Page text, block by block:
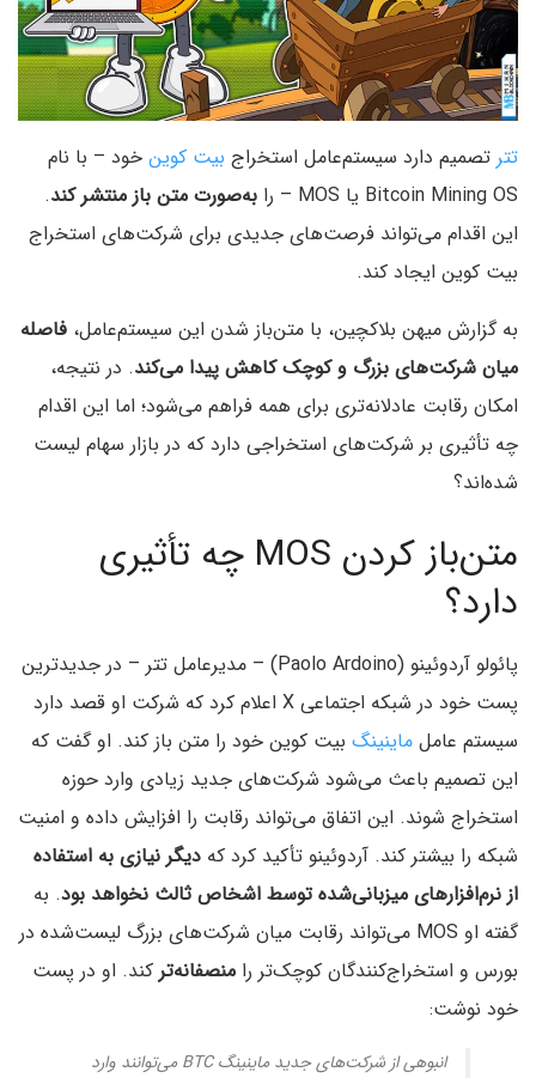
تتر تصمیم دارد سیستم‌عامل استخراج بیت کوین خود – با نام
Bitcoin Mining OS یا MOS – را
به‌صورت متن‌ باز منتشر کند.
این اقدام می‌تواند فرصت‌های جدیدی برای شرکت‌های استخراج
بیت کوین ایجاد کند.
به گزارش میهن بلاکچین، با متن‌باز شدن این سیستم‌عامل، فاصله
میان شرکت‌های بزرگ و کوچک کاهش پیدا می‌کند. در نتیجه،
امکان رقابت عادلانه‌تری برای همه فراهم می‌شود؛ اما این اقدام
چه تأثیری بر شرکت‌های استخراجی دارد که در بازار سهام لیست
شده‌اند؟
متن‌باز کردن MOS چه تأثیری
دارد؟
پائولو آردوئینو (Paolo Ardoino) – مدیرعامل تتر – در جدیدترین
پست خود در شبکه اجتماعی X اعلام کرد که شرکت او قصد دارد
سیستم‌ عامل ماینینگ بیت کوین خود را متن‌ باز کند. او گفت که
این تصمیم باعث می‌شود شرکت‌های جدید زیادی وارد حوزه
استخراج شوند. این اتفاق می‌تواند رقابت را افزایش داده و امنیت
شبکه را بیشتر کند. آردوئینو تأکید کرد که دیگر نیازی به استفاده
از نرم‌افزارهای میزبانی‌شده توسط اشخاص ثالث نخواهد بود. به
گفته او MOS می‌تواند رقابت میان شرکت‌های بزرگ لیست‌شده در
بورس و استخراج‌کنندگان کوچک‌تر را منصفانه‌تر کند. او در پست
خود نوشت:
انبوهی از شرکت‌های جدید ماینینگ BTC می‌توانند وارد